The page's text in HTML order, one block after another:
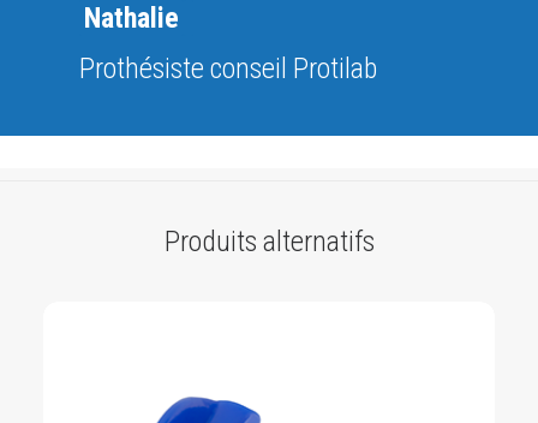
Nathalie
Prothésiste conseil Protilab
Produits alternatifs